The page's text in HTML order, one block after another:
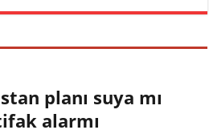
planı suya mı
alarmı